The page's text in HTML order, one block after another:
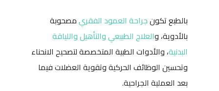
بالطبع تكونجراحة العمود الفقريمصحوبة
بالأدوية، والعلاج الطبيعي والتأهيل واللياقة
البدنية، والأدوات الطبية المتخصصة لتصحيح الانحناء
وتحسين الوظائف الحركية وتقوية العضلات فيما
بعد العملية الجراحية.